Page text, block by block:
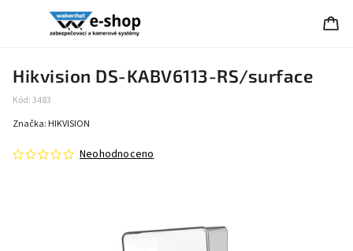
Hikvision DS-KABV6113-RS/surface
Kód:3483
Neohodnoceno
Značka: HIKVISION